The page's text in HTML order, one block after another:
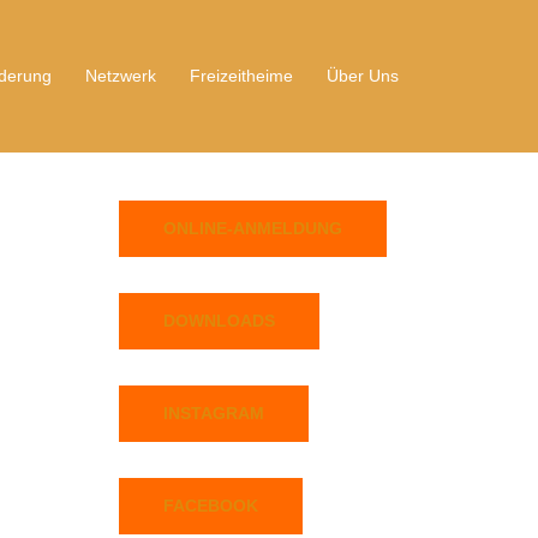
Netzwerk Freizeitheime Über Uns
ONLINE-ANMELDUNG
DOWNLOADS
INSTAGRAM
FACEBOOK